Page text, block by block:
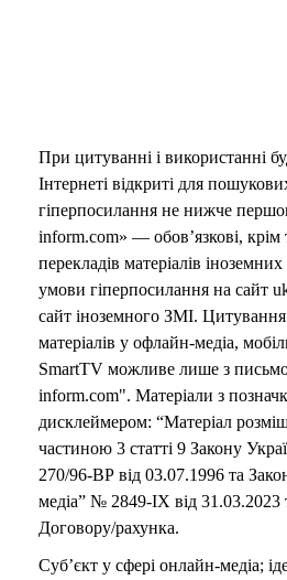
При цитуванні і використанні
Інтернеті відкриті для
гіперпосилання не нижче
inform.com» — обов’язкові, крім
перекладів матеріалів
умови гіперпосилання на сайт
сайт іноземного ЗМІ.
матеріалів у офлайн-медіа,
SmartTV можливе лише з
inform.com". Матеріали з
дисклеймером: “Матеріал
частиною 3 статті 9 Закону
270/96-ВР від 03.07.1996 та
медіа” № 2849-IX від 31.03.2023
Договору/рахунка.
Суб’єкт у сфері онлайн-медіа;